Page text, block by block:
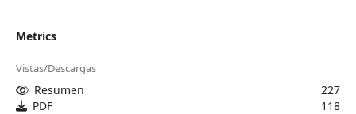
Metrics
Vistas/Descargas
Resumen
227
PDF
118